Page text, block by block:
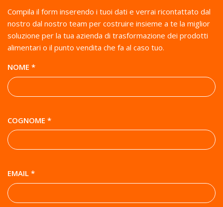
Compila il form inserendo i tuoi dati e verrai ricontattato dal
nostro dal nostro team per costruire insieme a te la miglior
soluzione per la tua azienda di trasformazione dei prodotti
alimentari o il punto vendita che fa al caso tuo.
NOME *
COGNOME *
EMAIL *